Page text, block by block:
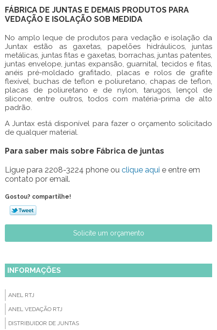
FÁBRICA DE JUNTAS E DEMAIS PRODUTOS PARA
VEDAÇÃO E ISOLAÇÃO SOB MEDIDA
No amplo leque de produtos para vedação e isolação da
Juntax estão as gaxetas, papelões hidráulicos, juntas
metálicas, juntas fitas e gaxetas, borrachas, juntas patentes,
juntas envelope, juntas expansão, guarnital, tecidos e fitas,
anéis pré-moldado grafitado, placas e rolos de grafite
flexível, buchas de teflon e poliuretano, chapas de teflon,
placas de poliuretano e de nylon, tarugos, lençol de
silicone, entre outros, todos com matéria-prima de alto
padrão.
A Juntax está disponível para fazer o orçamento solicitado
de qualquer material.
Para saber mais sobre Fábrica de juntas
Ligue para 2208-3224 phone ou clique aqui e entre em
contato por email.
Gostou? compartilhe!
Solicite um orçamento
INFORMAÇÕES
ANEL RTJ
ANEL VEDAÇÃO RTJ
DISTRIBUIDOR DE JUNTAS